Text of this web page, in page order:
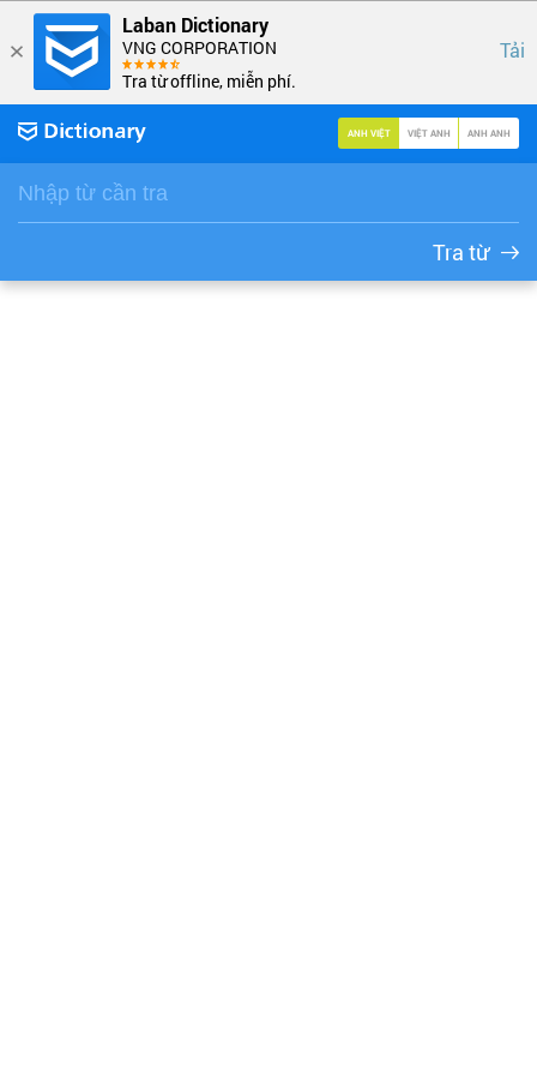
Laban Dictionary
VNG CORPORATION
Tra từ offline, miễn phí.
Tải
ANH VIỆT VIỆT ANH ANH ANH
Tra từ